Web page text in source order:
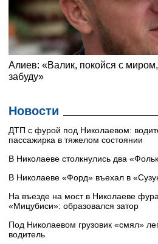
Новости
ДТП с фурой под Николаевом:
пассажирка в тяжелом состоянии
В Николаеве столкнулись два
В Николаеве «Форд» въехал в
На въезде на мост в Николаеве
«Мицубиси»: образовался затор
Под Николаевом грузовик «смял»
водитель